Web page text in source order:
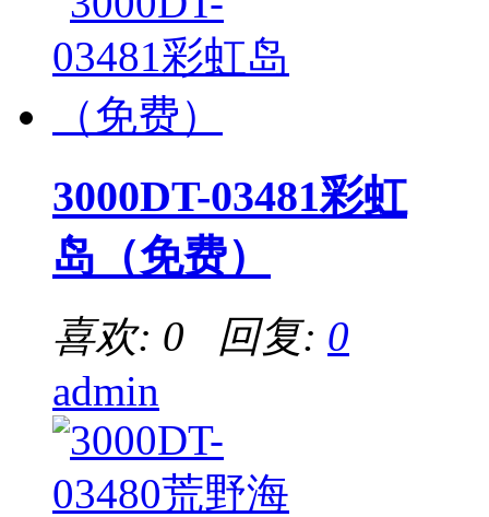
3000DT-03481彩虹
岛（免费）
喜欢: 0 回复: 0
admin